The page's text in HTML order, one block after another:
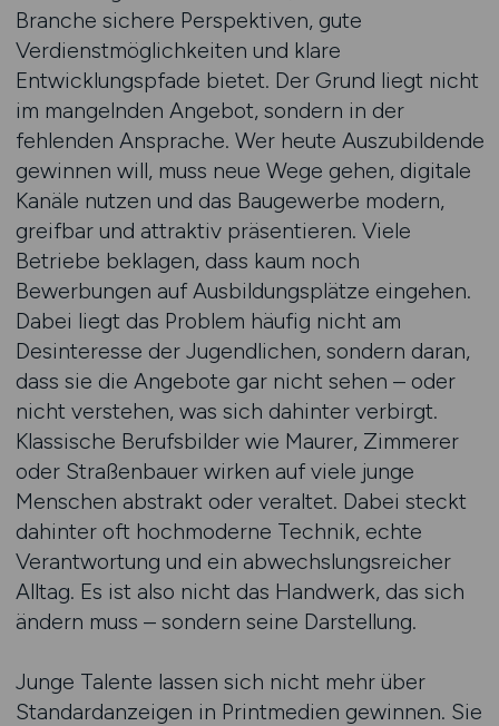
Branche sichere Perspektiven, gute
Verdienstmöglichkeiten und klare
Entwicklungspfade bietet. Der Grund liegt nicht
im mangelnden Angebot, sondern in der
fehlenden Ansprache. Wer heute Auszubildende
gewinnen will, muss neue Wege gehen, digitale
Kanäle nutzen und das Baugewerbe modern,
greifbar und attraktiv präsentieren. Viele
Betriebe beklagen, dass kaum noch
Bewerbungen auf Ausbildungsplätze eingehen.
Dabei liegt das Problem häufig nicht am
Desinteresse der Jugendlichen, sondern daran,
dass sie die Angebote gar nicht sehen – oder
nicht verstehen, was sich dahinter verbirgt.
Klassische Berufsbilder wie Maurer, Zimmerer
oder Straßenbauer wirken auf viele junge
Menschen abstrakt oder veraltet. Dabei steckt
dahinter oft hochmoderne Technik, echte
Verantwortung und ein abwechslungsreicher
Alltag. Es ist also nicht das Handwerk, das sich
ändern muss – sondern seine Darstellung.
Junge Talente lassen sich nicht mehr über
Standardanzeigen in Printmedien gewinnen. Sie